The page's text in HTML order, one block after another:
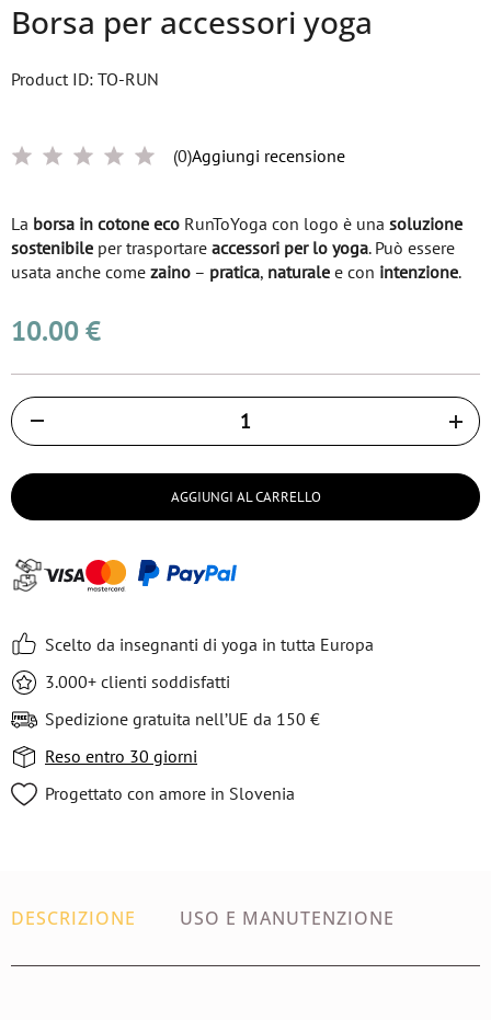
Borsa per accessori yoga
Product ID: TO-RUN
(0)Aggiungi recensione
La borsa in cotone eco RunToYoga con logo è una soluzione
sostenibile per trasportare accessori per lo yoga. Può essere
usata anche come zaino – pratica, naturale e con intenzione.
10.00 €
Količina
AGGIUNGI AL CARRELLO
Scelto da insegnanti di yoga in tutta Europa
3.000+ clienti soddisfatti
Spedizione gratuita nell’UE da 150 €
Reso entro 30 giorni
Progettato con amore in Slovenia
DESCRIZIONE USO E MANUTENZIONE